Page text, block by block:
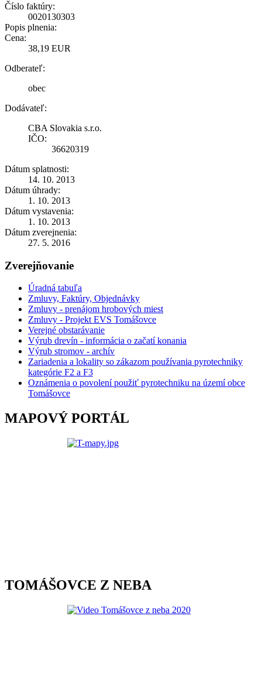
Číslo faktúry:
0020130303
Popis plnenia:
Cena:
38,19 EUR
Odberateľ:
obec
Dodávateľ:
CBA Slovakia s.r.o.
IČO:
36620319
Dátum splatnosti:
14. 10. 2013
Dátum úhrady:
1. 10. 2013
Dátum vystavenia:
1. 10. 2013
Dátum zverejnenia:
27. 5. 2016
Zverejňovanie
Úradná tabuľa
Zmluvy, Faktúry, Objednávky
Zmluvy - prenájom hrobových miest
Zmluvy - Projekt EVS Tomášovce
Verejné obstarávanie
Výrub drevín - informácia o začatí konania
Výrub stromov - archív
Zariadenia a lokality so zákazom používania pyrotechniky
kategórie F2 a F3
Oznámenia o povolení použiť pyrotechniku na území obce
Tomášovce
MAPOVÝ PORTÁL
TOMÁŠOVCE Z NEBA